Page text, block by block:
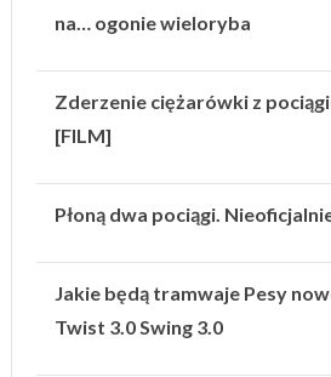
na… ogonie wieloryba
Zderzenie ciężarówki z
[FILM]
Płoną dwa pociągi.
Jakie będą tramwaje Pesy
Twist 3.0 Swing 3.0